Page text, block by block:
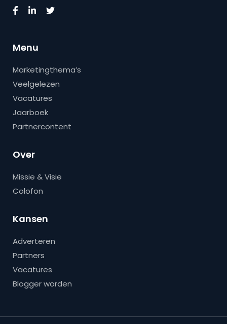
Menu
Marketingthema’s
Veelgelezen
Vacatures
Jaarboek
Partnercontent
Over
Missie & Visie
Colofon
Kansen
Adverteren
Partners
Vacatures
Blogger worden